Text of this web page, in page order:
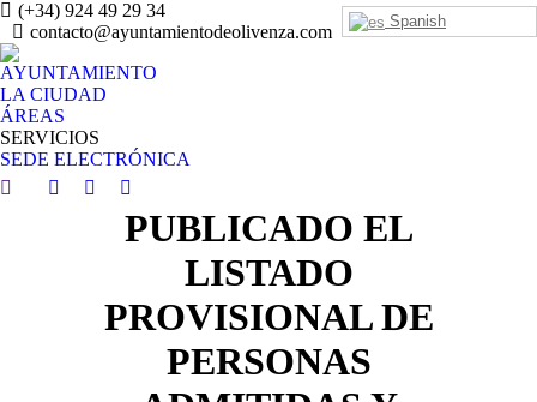
(+34) 924 49 29 34
contacto@ayuntamientodeolivenza.com
Spanish
AYUNTAMIENTO
LA CIUDAD
ÁREAS
SERVICIOS
SEDE ELECTRÓNICA
Search:
Facebook
window
Twitter
new
window
Instagram
page
new
window
PUBLICADO EL
LISTADO
PROVISIONAL DE
PERSONAS